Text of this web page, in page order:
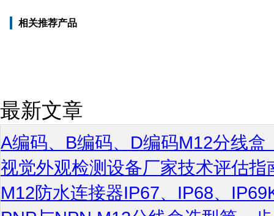
相关推荐产品
最新文章
A编码、B编码、D编码M12分线盒
视觉外观检测设备厂家技术评估指
M12防水连接器IP67、IP68、